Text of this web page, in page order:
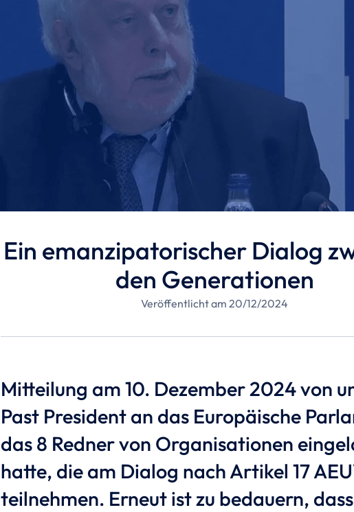
Ein emanzipatorischer Dialog
den Generationen
Veröffentlicht am 20/12/2024
Mitteilung am 10. Dezember 2024 von
Past President an das Europäische
das 8 Redner von Organisationen
hatte, die am Dialog nach Artikel 17
teilnehmen. Erneut ist zu bedauern,